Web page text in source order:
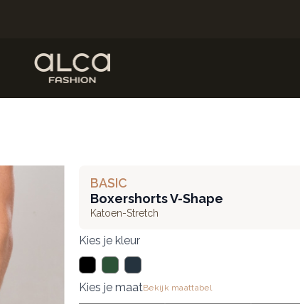
BASIC
Boxershorts V-Shape
Katoen-Stretch
Kies je kleur
Kies je maatBekijk maattabel